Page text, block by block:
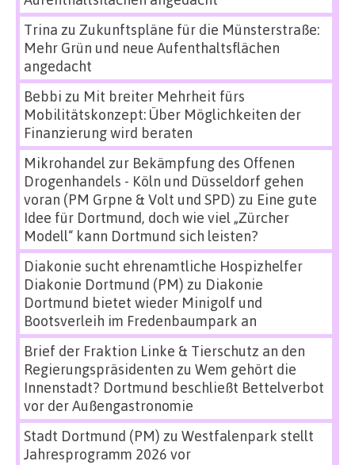
Trina zu Zukunftspläne für die Münsterstraße:
Mehr Grün und neue Aufenthaltsflächen
angedacht
Bebbi zu Mit breiter Mehrheit fürs
Mobilitätskonzept: Über Möglichkeiten der
Finanzierung wird beraten
Mikrohandel zur Bekämpfung des Offenen
Drogenhandels - Köln und Düsseldorf gehen
voran (PM Grpne & Volt und SPD) zu Eine gute
Idee für Dortmund, doch wie viel „Zürcher
Modell“ kann Dortmund sich leisten?
Diakonie sucht ehrenamtliche Hospizhelfer
Diakonie Dortmund (PM) zu Diakonie
Dortmund bietet wieder Minigolf und
Bootsverleih im Fredenbaumpark an
Brief der Fraktion Linke & Tierschutz an den
Regierungspräsidenten zu Wem gehört die
Innenstadt? Dortmund beschließt Bettelverbot
vor der Außengastronomie
Stadt Dortmund (PM) zu Westfalenpark stellt
Jahresprogramm 2026 vor